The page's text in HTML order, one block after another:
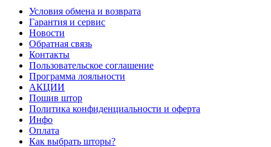
Условия обмена и возврата
Гарантия и сервис
Новости
Обратная связь
Контакты
Пользовательское соглашение
Программа лояльности
АКЦИИ
Пошив штор
Политика конфиденциальности и оферта
Инфо
Оплата
Как выбрать шторы?